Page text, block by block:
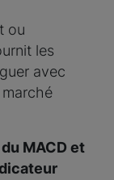
ou
les
avec
MACD et